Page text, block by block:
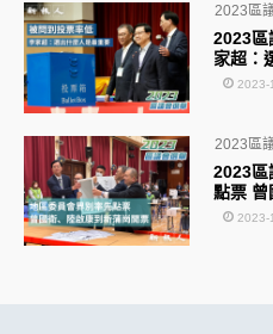
2023
家超：
2023區
2023-
2023區
點票 曾
2023區
2023-